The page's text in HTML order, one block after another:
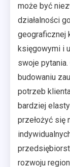
może być
działalności
geograficznej
księgowymi i
swoje
budowaniu
potrzeb
bardziej
przełożyć się
rozwoju